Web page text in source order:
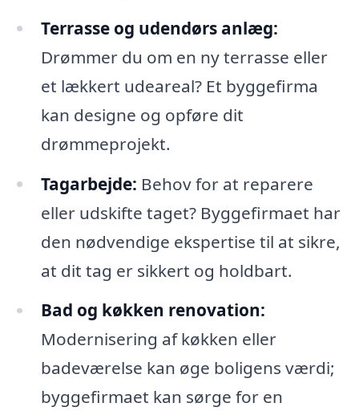
Terrasse og udendørs anlæg:
Drømmer du om en ny terrasse eller
et lækkert udeareal? Et byggefirma
kan designe og opføre dit
drømmeprojekt.
Tagarbejde: Behov for at reparere
eller udskifte taget? Byggefirmaet har
den nødvendige ekspertise til at sikre,
at dit tag er sikkert og holdbart.
Bad og køkken renovation:
Modernisering af køkken eller
badeværelse kan øge boligens værdi;
byggefirmaet kan sørge for en